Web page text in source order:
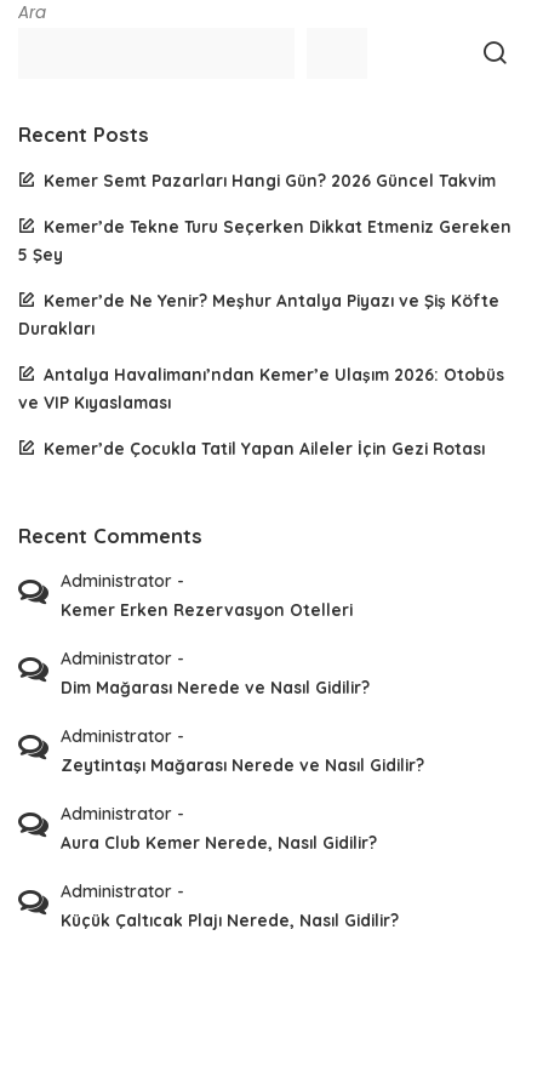
Ara
Recent Posts
Kemer Semt Pazarları Hangi Gün? 2026 Güncel Takvim
Kemer’de Tekne Turu Seçerken Dikkat Etmeniz Gereken
5 Şey
Kemer’de Ne Yenir? Meşhur Antalya Piyazı ve Şiş Köfte
Durakları
Antalya Havalimanı’ndan Kemer’e Ulaşım 2026: Otobüs
ve VIP Kıyaslaması
Kemer’de Çocukla Tatil Yapan Aileler İçin Gezi Rotası
Recent Comments
Administrator -
Kemer Erken Rezervasyon Otelleri
Administrator -
Dim Mağarası Nerede ve Nasıl Gidilir?
Administrator -
Zeytintaşı Mağarası Nerede ve Nasıl Gidilir?
Administrator -
Aura Club Kemer Nerede, Nasıl Gidilir?
Administrator -
Küçük Çaltıcak Plajı Nerede, Nasıl Gidilir?